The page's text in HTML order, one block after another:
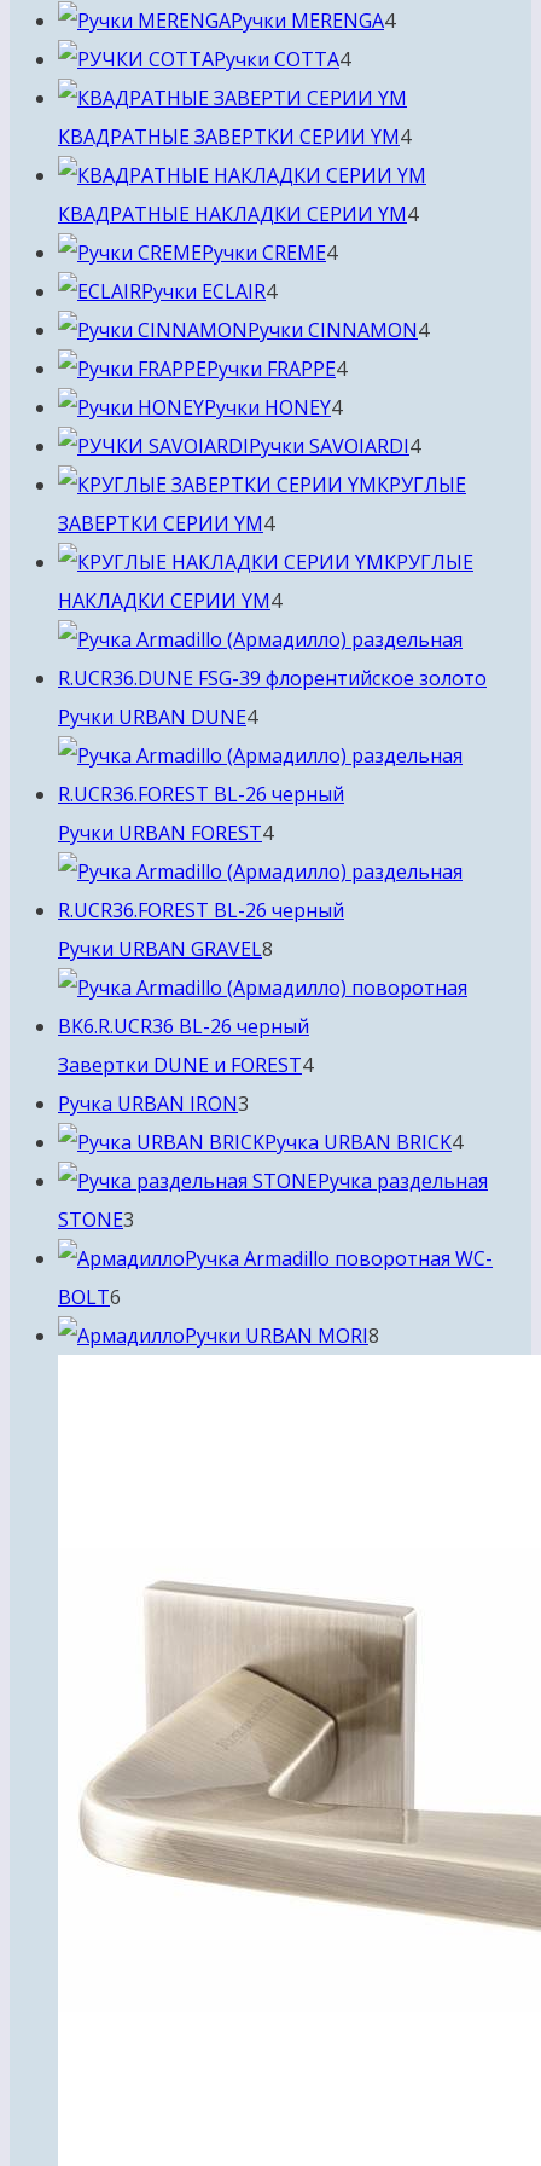
Ручки MERENGA44
Ручки COTTA44
товара
КВАДРАТНЫЕ ЗАВЕРТКИ СЕРИИ YM44
товара
КВАДРАТНЫЕ НАКЛАДКИ СЕРИИ YM44
Ручки CREME44
Ручки ECLAIR44
товара
Ручки CINNAMON44
Ручки FRAPPE44
Ручки HONEY44
товара
Ручки SAVOIARDI44
товара
КРУГЛЫЕ
ЗАВЕРТКИ СЕРИИ YM44
товара
КРУГЛЫЕ
НАКЛАДКИ СЕРИИ YM44
товара
Ручки URBAN DUNE44
товара
Ручки URBAN FOREST44
товара
Ручки URBAN GRAVEL8
товаров
Завертки DUNE и FOREST44
Ручка URBAN IRON3
товара
Ручка URBAN BRICK44
товара
Ручка раздельная
STONE3
товараРучка Armadillo поворотная WC-
BOLT6
товаровРучки URBAN MORI8